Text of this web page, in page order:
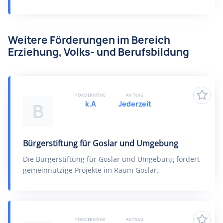
Weitere Förderungen im Bereich
Erziehung, Volks- und Berufsbildung
B
Bürgerstiftung für Goslar und Umgebung
Die Bürgerstiftung für Goslar und Umgebung fördert
gemeinnützige Projekte im Raum Goslar.
FÖRDERHÖHE
k.A
ANTRAG
Jederzeit
FÖRDERHÖHE ANTRAG